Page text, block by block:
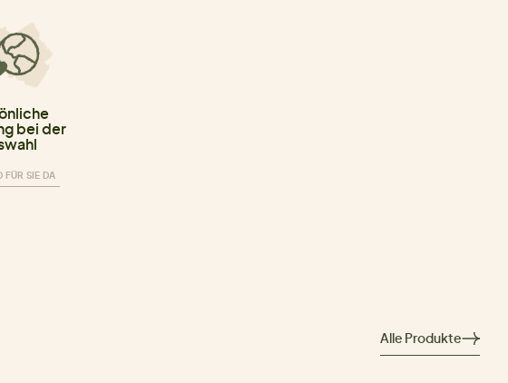
bei der
FÜR SIE DA
Alle Produkte